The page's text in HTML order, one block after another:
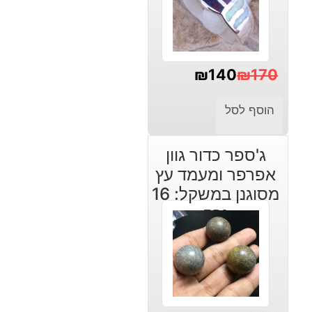
₪170
המקורי
היה:
₪170.
₪140
הנוכחי
הוא:
₪140.
הוסף לסל
ג'ספר כדור גוון
אפרפר ומעמד עץ
מסוגנן במשקל: 16
גרם